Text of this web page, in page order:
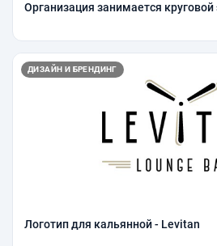
Организация занимается
ДИЗАЙН И БРЕНДИНГ
Логотип для кальянной - Levitan